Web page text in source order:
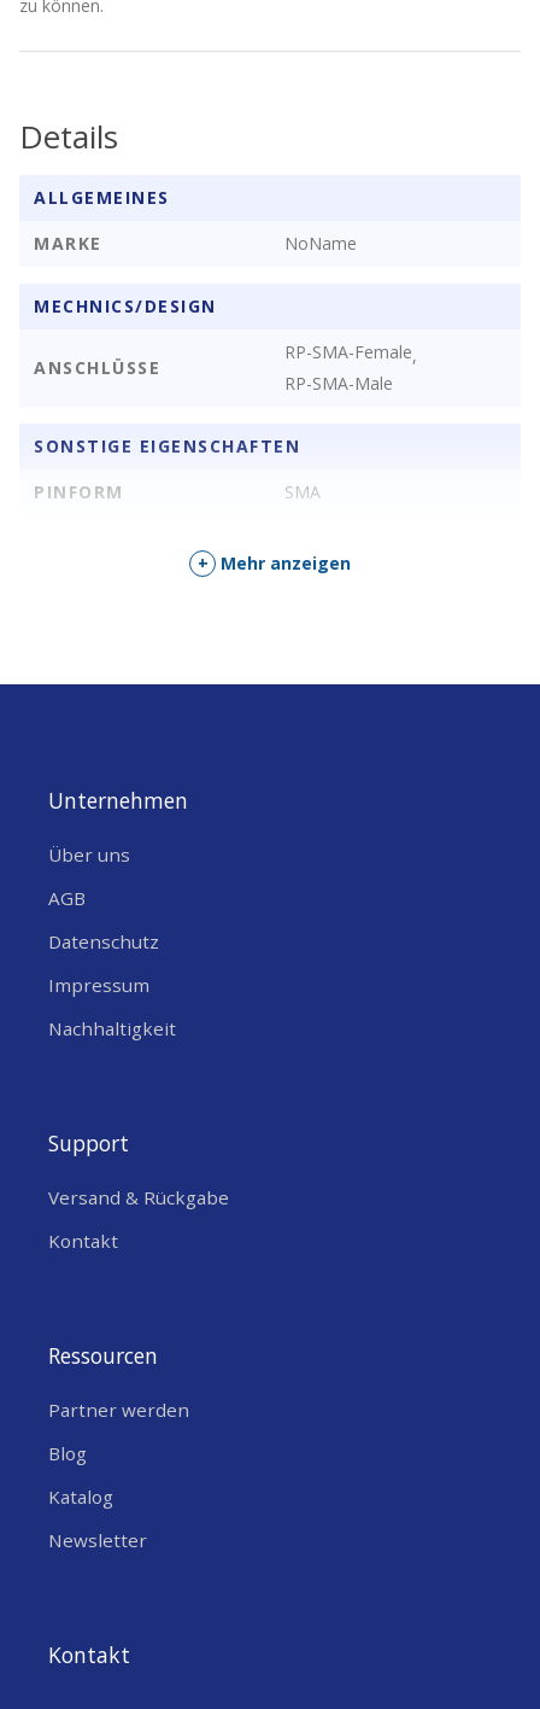
zu können.
Details
ALLGEMEINES
MARKE
NoName
MECHNICS/DESIGN
ANSCHLÜSSE
RP-SMA-Female,
RP-SMA-Male
SONSTIGE EIGENSCHAFTEN
PINFORM
SMA
+ Mehr anzeigen
Unternehmen
Über uns
AGB
Datenschutz
Impressum
Nachhaltigkeit
Support
Versand & Rückgabe
Kontakt
Ressourcen
Partner werden
Blog
Katalog
Newsletter
Kontakt